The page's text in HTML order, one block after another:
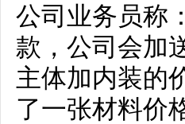
公司业务员称
款，公司会加
主体加内装的
了一张材料价